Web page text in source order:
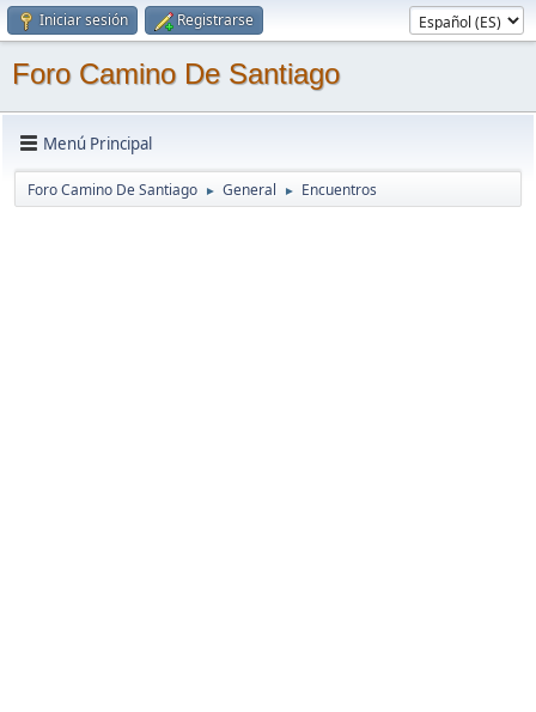
Iniciar sesión Registrarse
Foro Camino De Santiago
Menú Principal
Foro Camino De Santiago ► General ► Encuentros